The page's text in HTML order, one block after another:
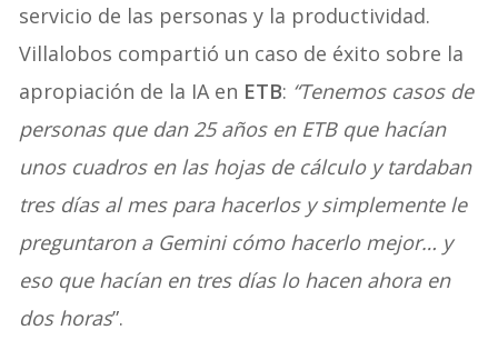
servicio de las personas y la productividad.
Villalobos compartió un caso de éxito sobre la
apropiación de la IA en ETB: “Tenemos casos de
personas que dan 25 años en ETB que hacían
unos cuadros en las hojas de cálculo y tardaban
tres días al mes para hacerlos y simplemente le
preguntaron a Gemini cómo hacerlo mejor… y
eso que hacían en tres días lo hacen ahora en
dos horas”.